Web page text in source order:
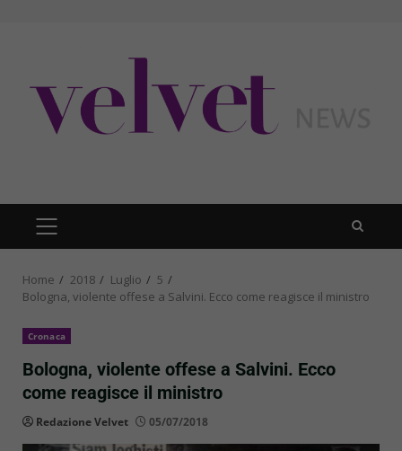
PRIMARY
MENU
Home 2018 Luglio
5
Bologna, violente offese a Salvini. Ecco come reagisce il ministro
Cronaca
Bologna, violente offese a Salvini. Ecco
come reagisce il ministro
Redazione Velvet 05/07/2018